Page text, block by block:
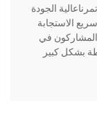
الجودة
الاستجابة
المشاركون في
بشكل كبير